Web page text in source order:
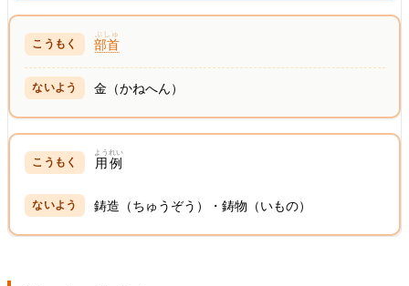
部首
ぶしゅ
金（かねへん）
用例
ようれい
鋳造（ちゅうぞう）・鋳物（いもの）